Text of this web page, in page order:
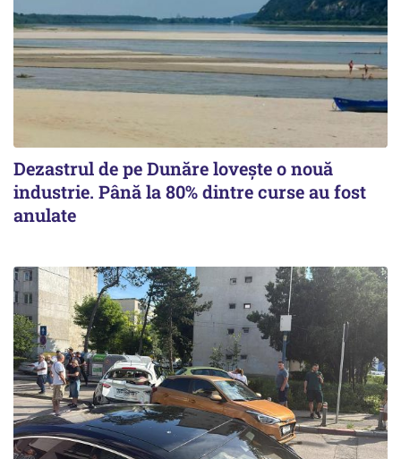
Dezastrul de pe Dunăre lovește o nouă
industrie. Până la 80% dintre curse au fost
anulate